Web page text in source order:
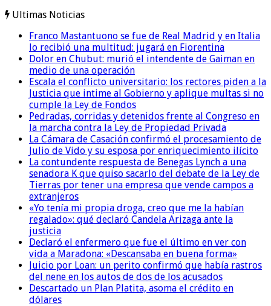
Ultimas Noticias
Franco Mastantuono se fue de Real Madrid y en Italia
lo recibió una multitud: jugará en Fiorentina
Dolor en Chubut: murió el intendente de Gaiman en
medio de una operación
Escala el conflicto universitario: los rectores piden a la
Justicia que intime al Gobierno y aplique multas si no
cumple la Ley de Fondos
Pedradas, corridas y detenidos frente al Congreso en
la marcha contra la Ley de Propiedad Privada
La Cámara de Casación confirmó el procesamiento de
Julio de Vido y su esposa por enriquecimiento ilícito
La contundente respuesta de Benegas Lynch a una
senadora K que quiso sacarlo del debate de la Ley de
Tierras por tener una empresa que vende campos a
extranjeros
«Yo tenía mi propia droga, creo que me la habían
regalado»: qué declaró Candela Arizaga ante la
justicia
Declaró el enfermero que fue el último en ver con
vida a Maradona: «Descansaba en buena forma»
Juicio por Loan: un perito confirmó que había rastros
del nene en los autos de dos de los acusados
Descartado un Plan Platita, asoma el crédito en
dólares